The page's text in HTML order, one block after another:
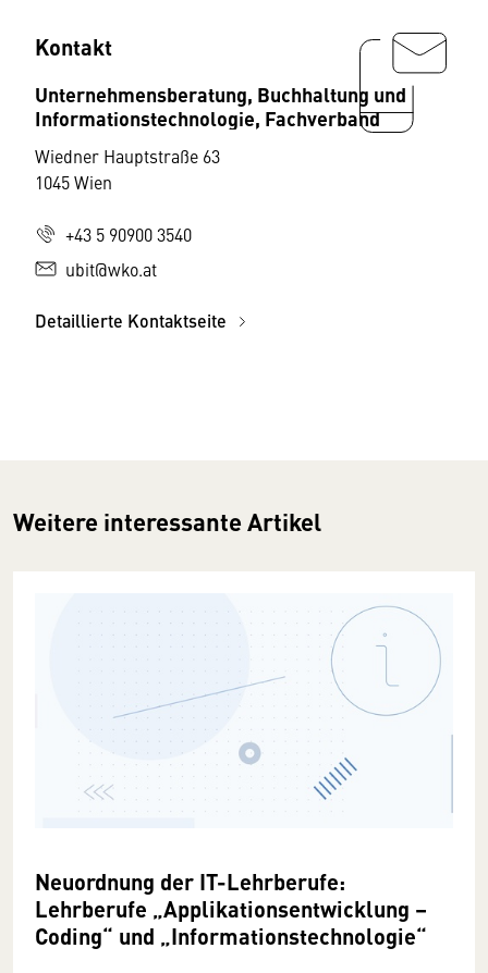
Kontakt
Unternehmensberatung, Buchhaltung und
Informationstechnologie, Fachverband
Wiedner Hauptstraße 63
1045 Wien
+43 5 90900 3540
ubit@wko.at
Detaillierte Kontaktseite
Weitere interessante Artikel
Neuordnung der IT-Lehrberufe:
Lehrberufe „Applikationsentwicklung –
Coding“ und „Informationstechnologie“